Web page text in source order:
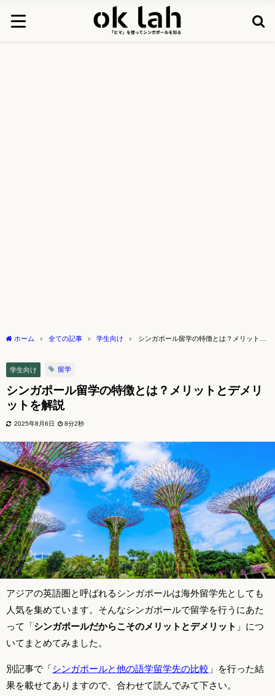
ホーム 全ての記事 学生向け
シンガポール留学の特徴とは？メリットと
学生向け 留学
シンガポール留学の特徴とは？メリットとデメリ
ットを解説
2025年8月6日 8分2秒
アジアの英語圏と呼ばれるシンガポールは海外留学先としても
人気を集めています。そんなシンガポールで留学を行うにあた
って「シンガポールだからこそのメリットとデメリット 」につ
いてまとめてみました。
別記事で「シンガポールと他の語学留学先の比較 」を行った結
果を載せてありますので、合わせて読んでみて下さい。